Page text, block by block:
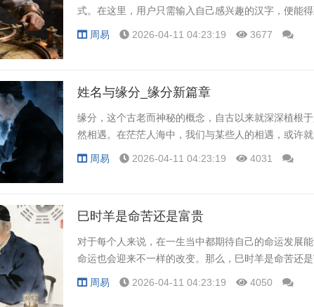
式。在这里，用户只需输入自己感兴趣的汉字，便能
周易 2026-04-11 04:23:19 3677
姓名与缘分_缘分新篇章
缘分，这个古老而神秘的概念，自古以来就深深植根
然相遇。在茫茫人海中，我们与某些人的相遇，或许
周易 2026-04-11 04:23:19 4031
巳时羊是命苦还是富贵
对于每个人来说，在一生当中都期待自己的命运发展
命运也会迎来不一样的改变。那么，巳时羊是命苦还
周易 2026-04-11 04:23:19 4050